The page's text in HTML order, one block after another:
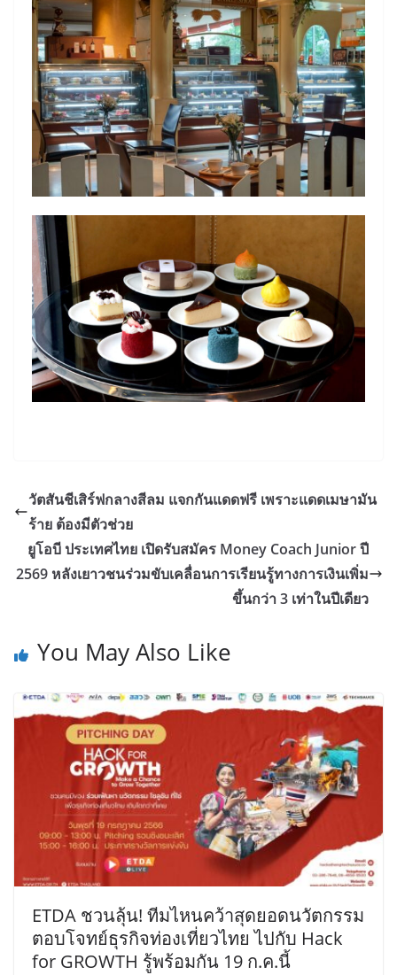
วัตสันชีเสิร์ฟกลางสีลม แจกกันแดดฟรี เพราะแดดเมษามัน
ร้าย ต้องมีตัวช่วย
ยูโอบี ประเทศไทย เปิดรับสมัคร Money Coach Junior ปี
2569 หลังเยาวชนร่วมขับเคลื่อนการเรียนรู้ทางการเงินเพิ่ม
ขึ้นกว่า 3 เท่าในปีเดียว
You May Also Like
ETDA ชวนลุ้น! ทีมไหนคว้าสุดยอดนวัตกรรม
ตอบโจทย์ธุรกิจท่องเที่ยวไทย ไปกับ Hack
for GROWTH รู้พร้อมกัน 19 ก.ค.นี้